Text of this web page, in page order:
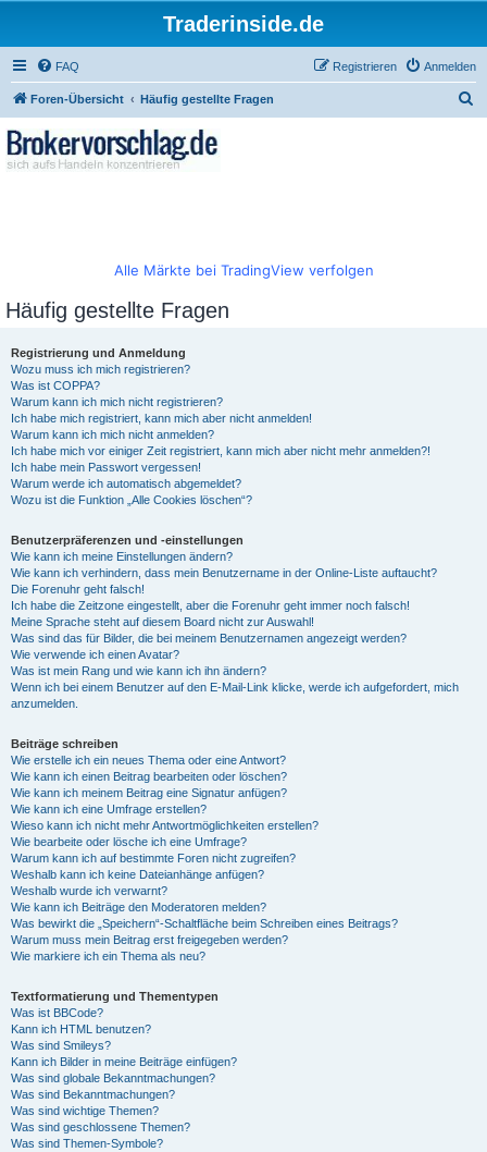
Traderinside.de
FAQ Anmelden
Registrieren
Foren-Übersicht Häufig gestellte Fragen
Alle Märkte bei TradingView verfolgen
Häufig gestellte Fragen
Registrierung und Anmeldung
Wozu muss ich mich registrieren?
Was ist COPPA?
Warum kann ich mich nicht registrieren?
Ich habe mich registriert, kann mich aber nicht anmelden!
Warum kann ich mich nicht anmelden?
Ich habe mich vor einiger Zeit registriert, kann mich aber nicht mehr anmelden?!
Ich habe mein Passwort vergessen!
Warum werde ich automatisch abgemeldet?
Wozu ist die Funktion „Alle Cookies löschen“?
Benutzerpräferenzen und -einstellungen
Wie kann ich meine Einstellungen ändern?
Wie kann ich verhindern, dass mein Benutzername in der Online-Liste auftaucht?
Die Forenuhr geht falsch!
Ich habe die Zeitzone eingestellt, aber die Forenuhr geht immer noch falsch!
Meine Sprache steht auf diesem Board nicht zur Auswahl!
Was sind das für Bilder, die bei meinem Benutzernamen angezeigt werden?
Wie verwende ich einen Avatar?
Was ist mein Rang und wie kann ich ihn ändern?
Wenn ich bei einem Benutzer auf den E-Mail-Link klicke, werde ich aufgefordert, mich
anzumelden.
Beiträge schreiben
Wie erstelle ich ein neues Thema oder eine Antwort?
Wie kann ich einen Beitrag bearbeiten oder löschen?
Wie kann ich meinem Beitrag eine Signatur anfügen?
Wie kann ich eine Umfrage erstellen?
Wieso kann ich nicht mehr Antwortmöglichkeiten erstellen?
Wie bearbeite oder lösche ich eine Umfrage?
Warum kann ich auf bestimmte Foren nicht zugreifen?
Weshalb kann ich keine Dateianhänge anfügen?
Weshalb wurde ich verwarnt?
Wie kann ich Beiträge den Moderatoren melden?
Was bewirkt die „Speichern“-Schaltfläche beim Schreiben eines Beitrags?
Warum muss mein Beitrag erst freigegeben werden?
Wie markiere ich ein Thema als neu?
Textformatierung und Thementypen
Was ist BBCode?
Kann ich HTML benutzen?
Was sind Smileys?
Kann ich Bilder in meine Beiträge einfügen?
Was sind globale Bekanntmachungen?
Was sind Bekanntmachungen?
Was sind wichtige Themen?
Was sind geschlossene Themen?
Was sind Themen-Symbole?